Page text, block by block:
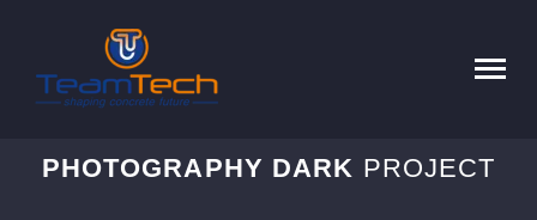
PHOTOGRAPHY DARK PROJECT